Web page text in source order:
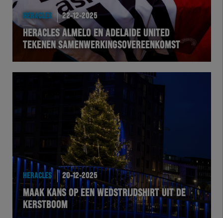
HERACLES 22-12-2025
HERACLES ALMELO EN ADELAIDE UNITED
TEKENEN SAMENWERKINGSOVEREENKOMST
HERACLES 20-12-2025
MAAK KANS OP EEN WEDSTRIJDSHIRT UIT DE
KERSTBOOM